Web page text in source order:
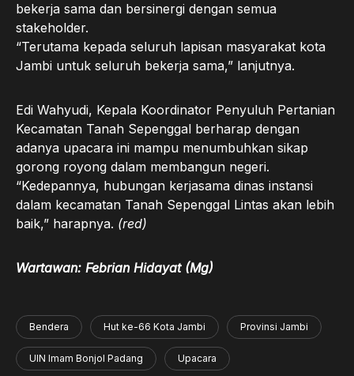
bekerja sama dan bersinergi dengan semua
stakeholder.
“Terutama kepada seluruh lapisan masyarakat kota
Jambi untuk seluruh bekerja sama,” lanjutnya.
Edi Wahyudi, Kepala Koordinator Penyuluh Pertanian
Kecamatan Tanah Sepenggal berharap dengan
adanya upacara ini mampu menumbuhkan sikap
gorong royong dalam membangun negeri.
“Kedepannya, hubungan kerjasama dinas instansi
dalam kecamatan Tanah Sepenggal Lintas akan lebih
baik,” harapnya. (red)
Wartawan: Febrian Hidayat (Mg)
Bendera Hut ke-66 Kota Jambi Provinsi Jambi
UIN Imam Bonjol Padang Upacara